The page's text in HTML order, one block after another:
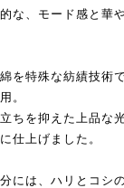
な、モード感と華
を特殊な紡績技術
。
ちを抑えた上品な
仕上げました。
には、ハリとコシ